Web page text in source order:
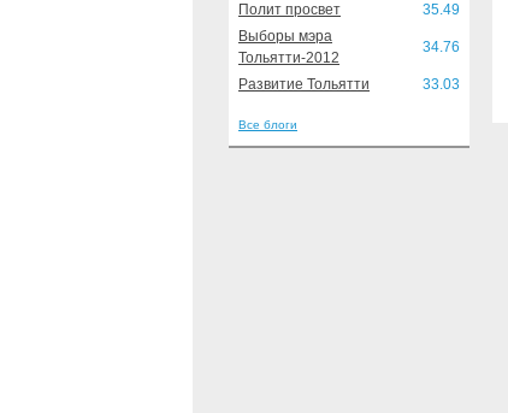
Полит просвет
35.49
Выборы мэра
Тольятти-2012
34.76
Развитие Тольятти 33.03
Все блоги